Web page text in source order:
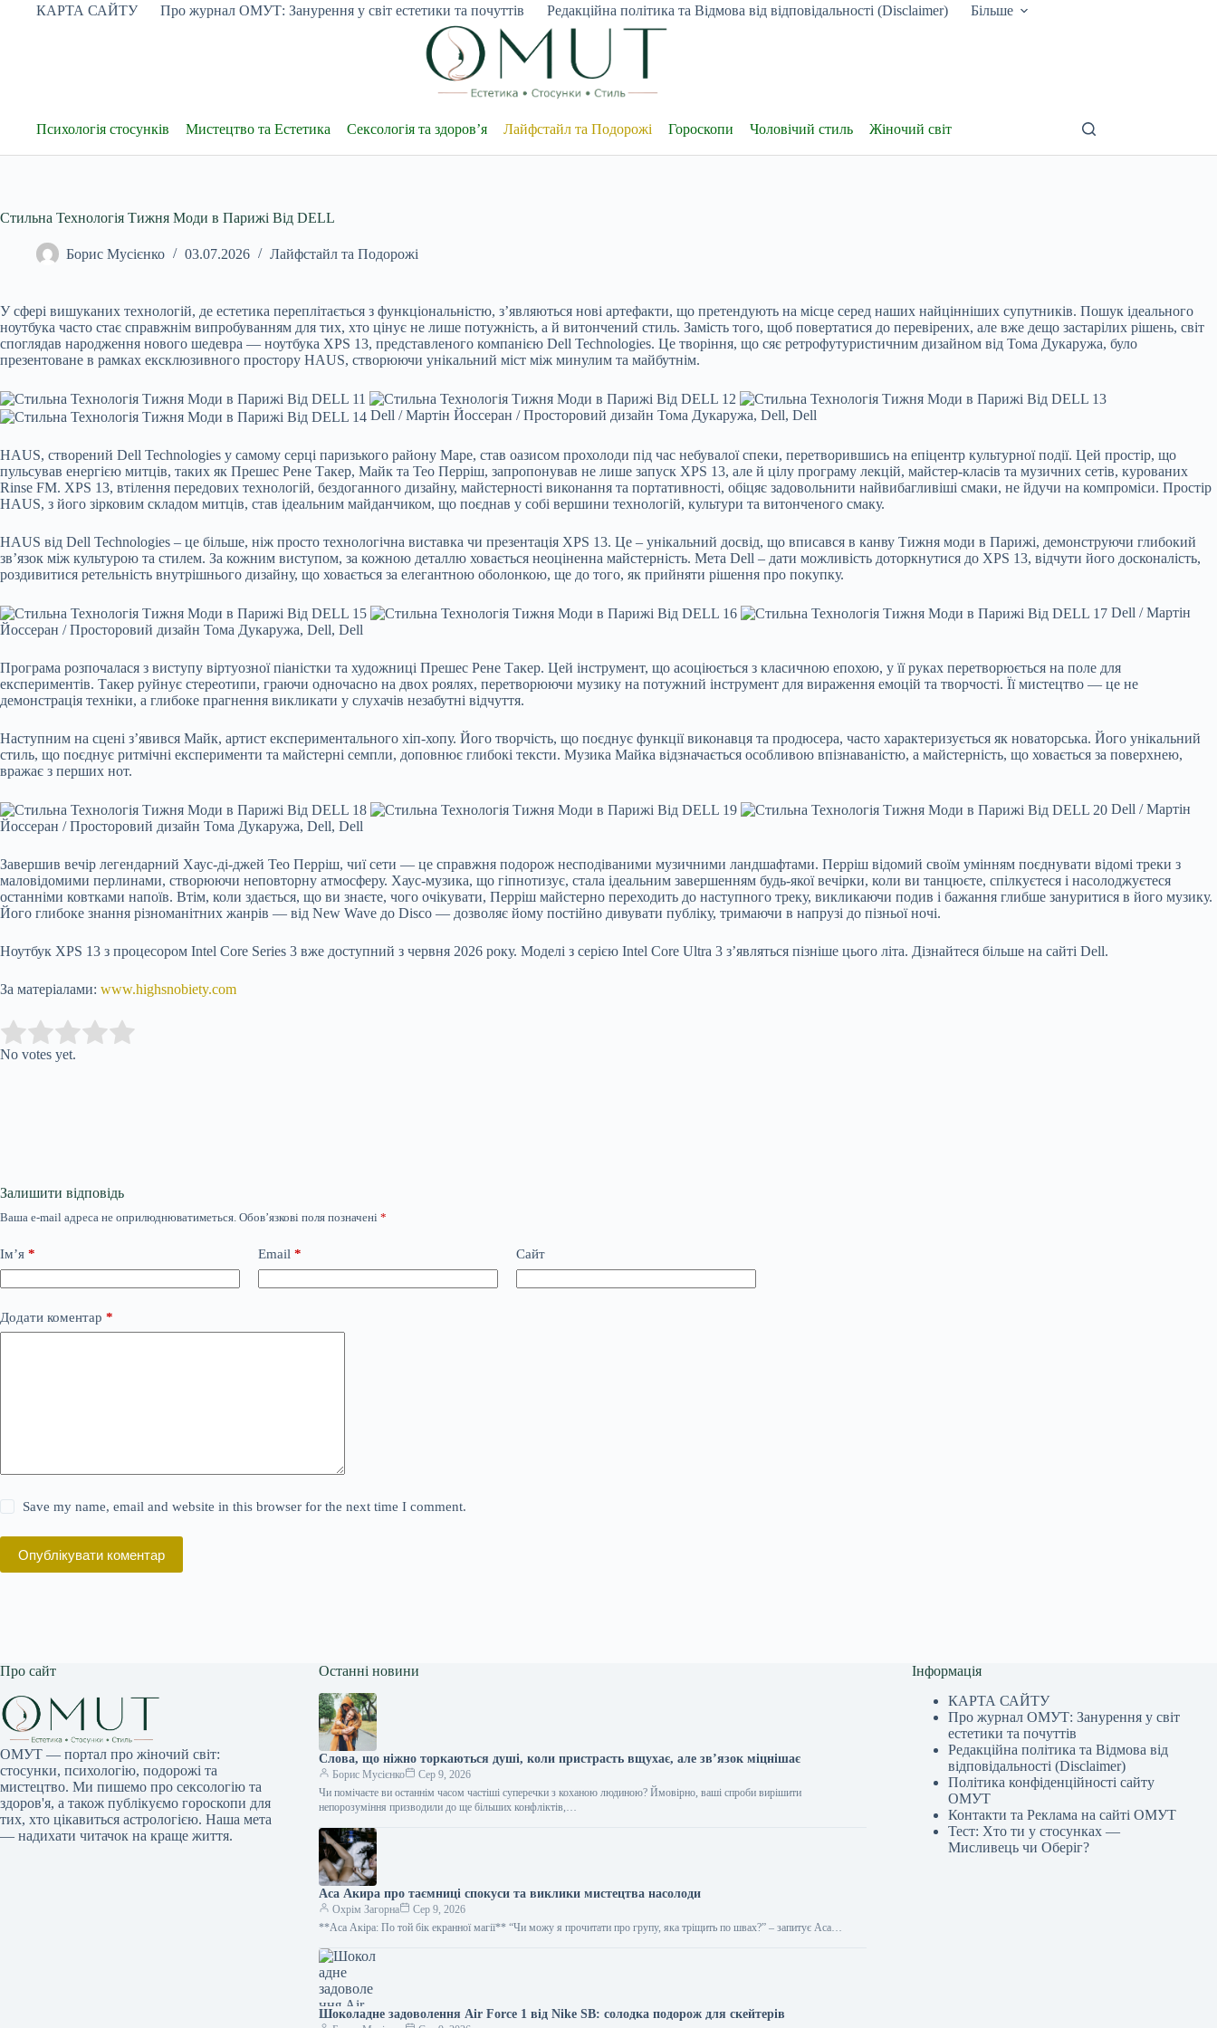
ПерейтиКАРТА САЙТУ Про журнал ОМУТ: Занурення у світ естетики та почуттів Редакційна політика та Відмова від відповідальності (Disclaimer) Більше
Психологія стосунків Мистецтво та Естетика Сексологія та здоров’я Лайфстайл та Подорожі Гороскопи Чоловічий стиль Жіночий світ
Стильна Технологія Тижня Моди в Парижі Від DELL
Борис Мусієнко 03.07.2026 Лайфстайл та Подорожі
У сфері вишуканих технологій, де естетика переплітається з функціональністю, з’являються нові артефакти, що претендують на місце серед наших найцінніших супутників. Пошук ідеального
ноутбука часто стає справжнім випробуванням для тих, хто цінує не лише потужність, а й витончений стиль. Замість того, щоб повертатися до перевірених, але вже дещо застарілих рішень, світ
споглядав народження нового шедевра — ноутбука XPS 13, представленого компанією Dell Technologies. Це творіння, що сяє ретрофутуристичним дизайном від Тома Дукаружа, було
презентоване в рамках ексклюзивного простору HAUS, створюючи унікальний міст між минулим та майбутнім.
Dell / Мартін Йоссеран / Просторовий дизайн Тома Дукаружа, Dell, Dell
HAUS, створений Dell Technologies у самому серці паризького району Маре, став оазисом прохолоди під час небувалої спеки, перетворившись на епіцентр культурної події. Цей простір, що
пульсував енергією митців, таких як Прешес Рене Такер, Майк та Тео Перріш, запропонував не лише запуск XPS 13, але й цілу програму лекцій, майстер-класів та музичних сетів, курованих
Rinse FM. XPS 13, втілення передових технологій, бездоганного дизайну, майстерності виконання та портативності, обіцяє задовольнити найвибагливіші смаки, не йдучи на компроміси. Простір
HAUS, з його зірковим складом митців, став ідеальним майданчиком, що поєднав у собі вершини технологій, культури та витонченого смаку.
HAUS від Dell Technologies – це більше, ніж просто технологічна виставка чи презентація XPS 13. Це – унікальний досвід, що вписався в канву Тижня моди в Парижі, демонструючи глибокий
зв’язок між культурою та стилем. За кожним виступом, за кожною деталлю ховається неоціненна майстерність. Мета Dell – дати можливість доторкнутися до XPS 13, відчути його досконалість,
роздивитися ретельність внутрішнього дизайну, що ховається за елегантною оболонкою, ще до того, як прийняти рішення про покупку.
Dell / Мартін
Йоссеран / Просторовий дизайн Тома Дукаружа, Dell, Dell
Програма розпочалася з виступу віртуозної піаністки та художниці Прешес Рене Такер. Цей інструмент, що асоціюється з класичною епохою, у її руках перетворюється на поле для
експериментів. Такер руйнує стереотипи, граючи одночасно на двох роялях, перетворюючи музику на потужний інструмент для вираження емоцій та творчості. Її мистецтво — це не
демонстрація техніки, а глибоке прагнення викликати у слухачів незабутні відчуття.
Наступним на сцені з’явився Майк, артист експериментального хіп-хопу. Його творчість, що поєднує функції виконавця та продюсера, часто характеризується як новаторська. Його унікальний
стиль, що поєднує ритмічні експерименти та майстерні семпли, доповнює глибокі тексти. Музика Майка відзначається особливою впізнаваністю, а майстерність, що ховається за поверхнею,
вражає з перших нот.
Dell / Мартін
Йоссеран / Просторовий дизайн Тома Дукаружа, Dell, Dell
Завершив вечір легендарний Хаус-ді-джей Тео Перріш, чиї сети — це справжня подорож несподіваними музичними ландшафтами. Перріш відомий своїм умінням поєднувати відомі треки з
маловідомими перлинами, створюючи неповторну атмосферу. Хаус-музика, що гіпнотизує, стала ідеальним завершенням будь-якої вечірки, коли ви танцюєте, спілкуєтеся і насолоджуєтеся
останніми ковтками напоїв. Втім, коли здається, що ви знаєте, чого очікувати, Перріш майстерно переходить до наступного треку, викликаючи подив і бажання глибше зануритися в його музику.
Його глибоке знання різноманітних жанрів — від New Wave до Disco — дозволяє йому постійно дивувати публіку, тримаючи в напрузі до пізньої ночі.
Ноутбук XPS 13 з процесором Intel Core Series 3 вже доступний з червня 2026 року. Моделі з серією Intel Core Ultra 3 з’являться пізніше цього літа. Дізнайтеся більше на сайті Dell.
За матеріалами: www.highsnobiety.com
Rate this item:
No votes yet.
Залишити відповідь
Ваша e-mail адреса не оприлюднюватиметься. Обов’язкові поля позначені *
Ім’я * Email * Сайт
Додати коментар *
Save my name, email and website in this browser for the next time I comment.
Опублікувати коментар
Про сайт
ОМУТ — портал про жіночий світ:
стосунки, психологію, подорожі та
мистецтво. Ми пишемо про сексологію та
здоров'я, а також публікуємо гороскопи для
тих, хто цікавиться астрологією. Наша мета
— надихати читачок на краще життя.
Останні новини
Слова, що ніжно торкаються душі, коли пристрасть вщухає, але зв’язок міцнішає
Борис Мусієнко
Сер 9, 2026
Чи помічаєте ви останнім часом частіші суперечки з коханою людиною? Ймовірно, ваші спроби вирішити
непорозуміння призводили до ще більших конфліктів,…
Аса Акира про таємниці спокуси та виклики мистецтва насолоди
Охрім Загорна
Сер 9, 2026
**Аса Акіра: По той бік екранної магії** “Чи можу я прочитати про групу, яка тріщить по швах?” – запитує Аса…
Шоколадне задоволення Air Force 1 від Nike SB: солодка подорож для скейтерів
Інформація
КАРТА САЙТУ
Про журнал ОМУТ: Занурення у світ
естетики та почуттів
Редакційна політика та Відмова від
відповідальності (Disclaimer)
Політика конфіденційності сайту
ОМУТ
Контакти та Реклама на сайті ОМУТ
Тест: Хто ти у стосунках —
Мисливець чи Оберіг?